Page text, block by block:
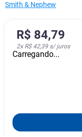
Smith & Nephew
R$ 84,79
2x R$ 42,39s/ juros
Carregando...